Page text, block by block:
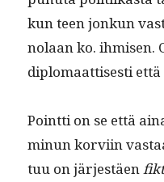
kun teen jonkun
nolaan ko. ihmisen.
diplo­maat­tis­es­ti
Point­ti on se että
min­un korvi­in
tuu on jär­jestäen